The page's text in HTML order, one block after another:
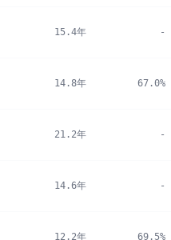
15.4年 -
14.8年 67.0%
21.2年 -
14.6年 -
12.2年 69.5%